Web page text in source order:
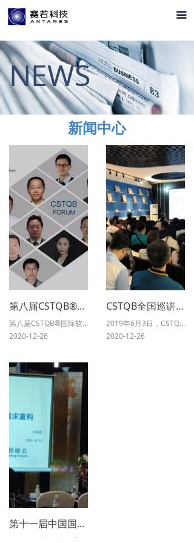
끀
首页
关于我们
服务范围
新闻中心
新闻中心
NEWS
第八届CSTQB®国际软件测试高峰论坛
第八届CSTQB®国际软件测试高峰论坛将于7月28日在山东济宁如期召开。
2020-12-26
CSTQB全国巡讲系列沙龙
2019年6月3日，CSTQB全国巡讲系列沙龙——厦门站技术沙龙在中国（福建）自由贸易试验区厦门片区成功举办。本次活动由中国软件测试认证委员会（CSTQB）、TMMi基金会中国分会（TMMiCN）主办。
2020-12-26
第十一届中国国际软件质量工程（iSQE）峰会